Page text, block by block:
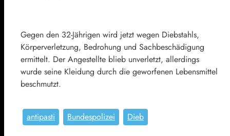
Gegen den 32-Jährigen wird jetzt wegen Diebstahls,
Körperverletzung, Bedrohung und Sachbeschädigung
ermittelt. Der Angestellte blieb unverletzt, allerdings
wurde seine Kleidung durch die geworfenen Lebensmittel
beschmutzt.
antipasti Bundespolizei Dieb